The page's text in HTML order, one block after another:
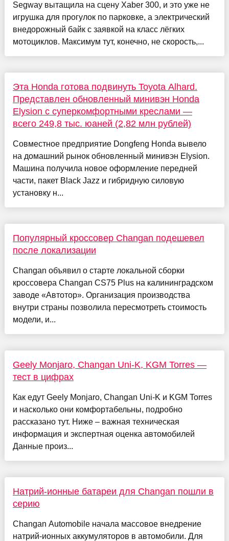
Segway вытащила на сцену Xaber 300, и это уже не
игрушка для прогулок по парковке, а электрический
внедорожный байк с заявкой на класс лёгких
мотоциклов. Максимум тут, конечно, не скорость,...
Эта Honda готова подвинуть Toyota Alhard.
Представлен обновленный минивэн Honda
Elysion с суперкомфортными креслами —
всего 249,8 тыс. юаней (2,82 млн рублей)
Совместное предприятие Dongfeng Honda вывело
на домашний рынок обновленный минивэн Elysion.
Машина получила новое оформление передней
части, пакет Black Jazz и гибридную силовую
установку н...
Популярный кроссовер Changan подешевел
после локализации
Changan объявил о старте локальной сборки
кроссовера Changan CS75 Plus на калининградском
заводе «Автотор». Организация производства
внутри страны позволила пересмотреть стоимость
модели, и...
Geely Monjaro, Changan Uni-K, KGM Torres —
тест в цифрах
Как едут Geely Monjaro, Changan Uni-K и KGM Torres
и насколько они комфортабельны, подробно
рассказано тут. Ниже – важная техническая
информация и экспертная оценка автомобилей
Данные произ...
Натрий-ионные батареи для Changan пошли в
серию
Changan Automobile начала массовое внедрение
натрий-ионных аккумуляторов в автомобили. Для